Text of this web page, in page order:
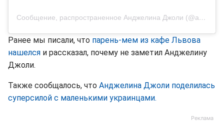
Сообщение, распространенное Анджелина Джоли (@angelinajolie)
Ранее мы писали, что парень-мем из кафе Львова
нашелся и рассказал, почему не заметил Анджелину
Джоли.
Также сообщалось, что Анджелина Джоли поделилась
суперсилой с маленькими украинцами.